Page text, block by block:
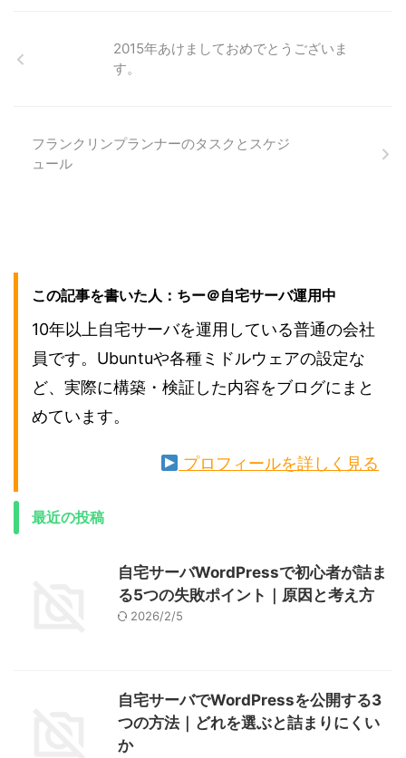
2015年あけましておめでとうございま
す。
フランクリンプランナーのタスクとスケジ
ュール
この記事を書いた人：ちー＠自宅サーバ運用中
10年以上自宅サーバを運用している普通の会社
員です。Ubuntuや各種ミドルウェアの設定な
ど、実際に構築・検証した内容をブログにまと
めています。
プロフィールを詳しく見る
最近の投稿
自宅サーバWordPressで初心者が詰ま
る5つの失敗ポイント｜原因と考え方
2026/2/5
自宅サーバでWordPressを公開する3
つの方法｜どれを選ぶと詰まりにくい
か